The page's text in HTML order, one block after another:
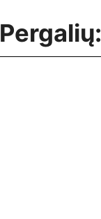
Pergalių: